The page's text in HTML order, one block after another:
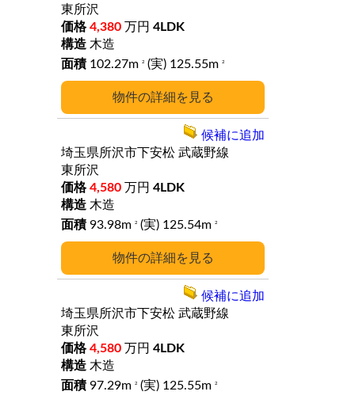
詳細
東所沢
4,380 万円 4LDK
木造
102.27m
2 (実) 125.55m 2
詳細
埼玉県所沢市下安松 武蔵野線
東所沢
4,580 万円 4LDK
木造
93.98m
2 (実) 125.54m 2
候補に追加
埼玉県所沢市下安松 武蔵野線
東所沢
4,580 万円 4LDK
木造
97.29m
2 (実) 125.55m 2
候補に追加